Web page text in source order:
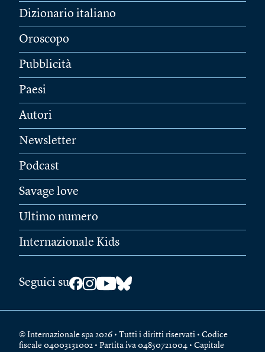
Dizionario italiano
Oroscopo
Pubblicità
Paesi
Autori
Newsletter
Podcast
Savage love
Ultimo numero
Internazionale Kids
Seguici su
© Internazionale spa 2026 • Tutti i diritti riservati • Codice
fiscale 04003131002 • Partita iva 04850721004 • Capitale